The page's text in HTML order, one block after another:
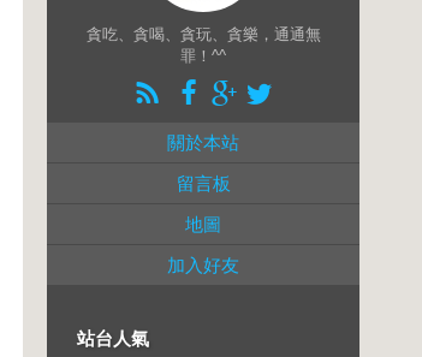
貪吃、貪喝、貪玩、貪樂，通通無
罪！^^
關於本站
留言板
地圖
加入好友
站台人氣